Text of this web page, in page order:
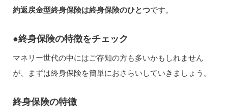
約返戻金型終身保険は終身保険のひとつです。
●終身保険の特徴をチェック
マネリー世代の中にはご存知の方も多いかもしれません
が、まずは終身保険を簡単におさらいしていきましょう。
終身保険の特徴